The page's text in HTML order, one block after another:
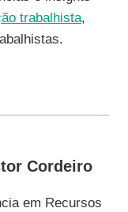
trabalhista,
Cordeiro
em Recursos